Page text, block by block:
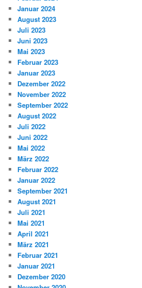
Januar 2024
August 2023
Juli 2023
Juni 2023
Mai 2023
Februar 2023
Januar 2023
Dezember 2022
November 2022
September 2022
August 2022
Juli 2022
Juni 2022
Mai 2022
März 2022
Februar 2022
Januar 2022
September 2021
August 2021
Juli 2021
Mai 2021
April 2021
März 2021
Februar 2021
Januar 2021
Dezember 2020